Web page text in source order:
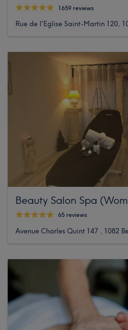
1659 reviews
Rue de l'Eglise Saint-Martin 120,
Beauty Salon Spa
65 reviews
Avenue Charles Quint 147 , 1082